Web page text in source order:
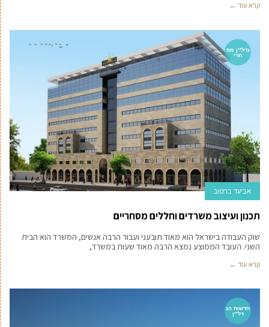
קרא עוד ←
נדל''ן מס
חרי
אביעד ברטוב
תכנון ועיצוב משרדים וחללים מסחריים
שוק העבודה בישראל הוא מאוד תובעני ועבור הרבה אנשים, המשרד הוא הבית
השני. העובד הממוצע נמצא הרבה מאוד שעות במשרד,
קרא עוד ←
חדשות הנ
דל''ן